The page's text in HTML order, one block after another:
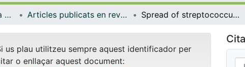
Patologia i Terapèutica Experimental Articles publicats en revistes (Patologia i Terapèutica Experimental) Spread of streptococcus pneumoniae serotype 8-ST63 multidrug-resistant recombinant clone, Spain
us plau utilitzeu sempre aquest identificador per
o enllaçar aquest document: